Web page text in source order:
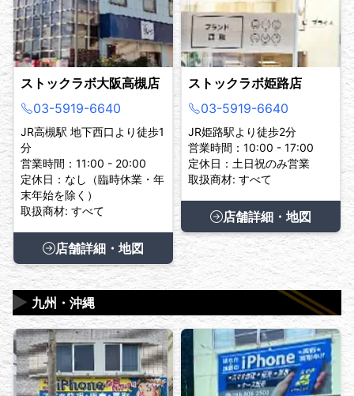
ストックラボ大阪高槻店
03-5919-6640
JR高槻駅 地下西口より徒歩1
分
営業時間：11:00 - 20:00
定休日：なし（臨時休業・年
末年始を除く）
取扱商材: すべて
店舗詳細・地図
ストックラボ姫路店
03-5919-6640
JR姫路駅より徒歩2分
営業時間：10:00 - 17:00
定休日：土日祝のみ営業
取扱商材: すべて
店舗詳細・地図
九州・沖縄
▶